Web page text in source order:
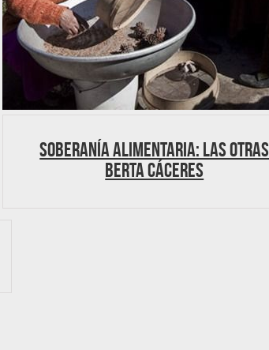
Soberanía alimentaria: Las otras
Berta Cáceres